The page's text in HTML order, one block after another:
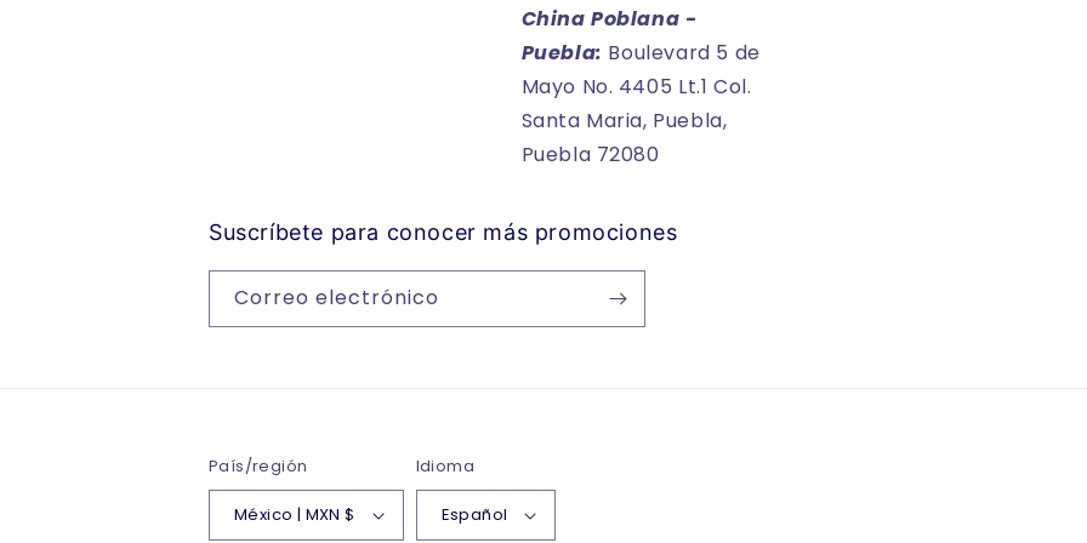
China Poblana -
Puebla: Boulevard 5 de
Mayo No. 4405 Lt.1 Col.
Santa Maria, Puebla,
Puebla 72080
Suscríbete para conocer más promociones
Correo electrónico
País/región
México | MXN $
Idioma
Español